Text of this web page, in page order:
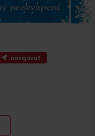
navigovať